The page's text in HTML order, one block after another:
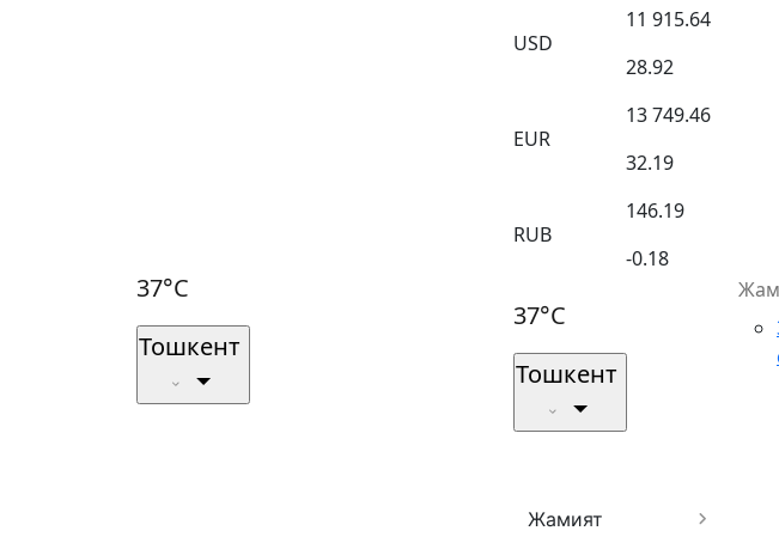
37°C
Тошкент
USD
11 915.64
28.92
EUR
13 749.46
32.19
RUB
146.19
-0.18
37°C
Тошкент
Жамият